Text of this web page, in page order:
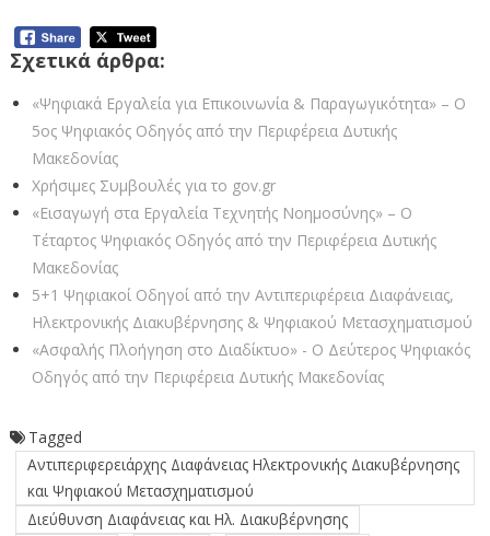
Σχετικά άρθρα:
«Ψηφιακά Εργαλεία για Επικοινωνία & Παραγωγικότητα» – Ο
5ος Ψηφιακός Οδηγός από την Περιφέρεια Δυτικής
Μακεδονίας
Χρήσιμες Συμβουλές για το gov.gr
«Εισαγωγή στα Εργαλεία Τεχνητής Νοημοσύνης» – Ο
Τέταρτος Ψηφιακός Οδηγός από την Περιφέρεια Δυτικής
Μακεδονίας
5+1 Ψηφιακοί Οδηγοί από την Αντιπεριφέρεια Διαφάνειας,
Ηλεκτρονικής Διακυβέρνησης & Ψηφιακού Μετασχηματισμού
«Ασφαλής Πλοήγηση στο Διαδίκτυο» - Ο Δεύτερος Ψηφιακός
Οδηγός από την Περιφέρεια Δυτικής Μακεδονίας
Tagged
Αντιπεριφερειάρχης Διαφάνειας Ηλεκτρονικής Διακυβέρνησης
και Ψηφιακού Μετασχηματισμού
Διεύθυνση Διαφάνειας και Ηλ. Διακυβέρνησης